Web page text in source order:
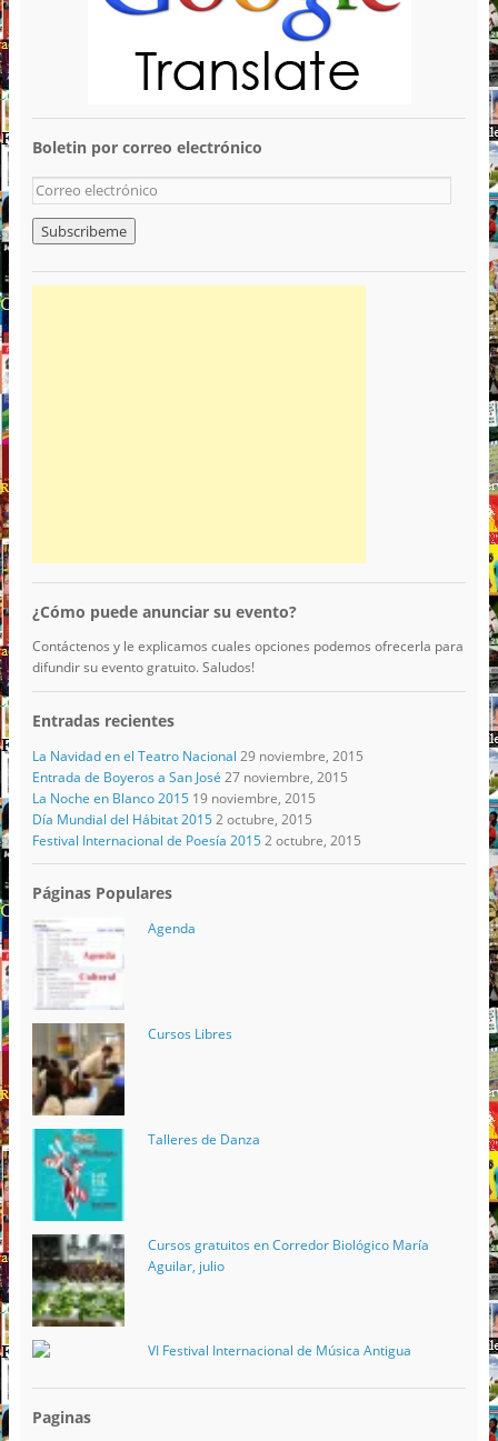
Boletin por correo electrónico
¿Cómo puede anunciar su evento?
Contáctenos y le explicamos cuales opciones podemos ofrecerla para
difundir su evento gratuito. Saludos!
Entradas recientes
La Navidad en el Teatro Nacional 29 noviembre, 2015
Entrada de Boyeros a San José 27 noviembre, 2015
La Noche en Blanco 2015 19 noviembre, 2015
Día Mundial del Hábitat 2015 2 octubre, 2015
Festival Internacional de Poesía 2015 2 octubre, 2015
Páginas Populares
Agenda
Cursos Libres
Talleres de Danza
Cursos gratuitos en Corredor Biológico María
Aguilar, julio
VI Festival Internacional de Música Antigua
Paginas